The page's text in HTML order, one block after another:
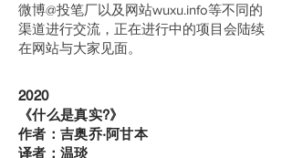
微博@投笔厂以及网站wuxu.info等不同的
渠道进行交流，正在进行中的项目会陆续
在网站与大家见面。
​2020
《什么是真实?》
作者：吉奥乔·阿甘本
译者：温琰